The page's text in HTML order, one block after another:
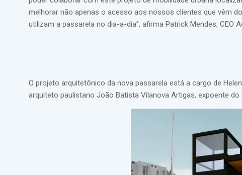
melhorar não apenas o acesso aos nossos clientes que vêm
utilizam a passarela no dia-a-dia”, afirma Patrick Mendes, CEO
O projeto arquitetônico da nova passarela está a cargo de
arquiteto paulistano João Batista Vilanova Artigas, expoente